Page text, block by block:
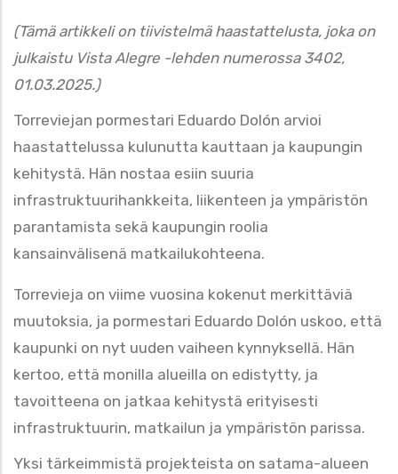
(Tämä artikkeli on tiivistelmä haastattelusta, joka on
julkaistu Vista Alegre -lehden numerossa 3402,
01.03.2025.)
Torreviejan pormestari Eduardo Dolón arvioi
haastattelussa kulunutta kauttaan ja kaupungin
kehitystä. Hän nostaa esiin suuria
infrastruktuurihankkeita, liikenteen ja ympäristön
parantamista sekä kaupungin roolia
kansainvälisenä matkailukohteena.
Torrevieja on viime vuosina kokenut merkittäviä
muutoksia, ja pormestari Eduardo Dolón uskoo, että
kaupunki on nyt uuden vaiheen kynnyksellä. Hän
kertoo, että monilla alueilla on edistytty, ja
tavoitteena on jatkaa kehitystä erityisesti
infrastruktuurin, matkailun ja ympäristön parissa.
Yksi tärkeimmistä projekteista on satama-alueen